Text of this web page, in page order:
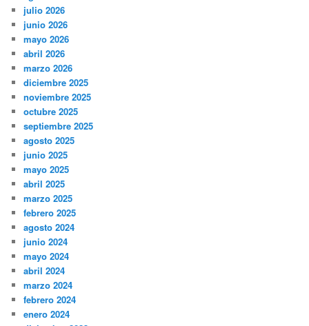
julio 2026
junio 2026
mayo 2026
abril 2026
marzo 2026
diciembre 2025
noviembre 2025
octubre 2025
septiembre 2025
agosto 2025
junio 2025
mayo 2025
abril 2025
marzo 2025
febrero 2025
agosto 2024
junio 2024
mayo 2024
abril 2024
marzo 2024
febrero 2024
enero 2024